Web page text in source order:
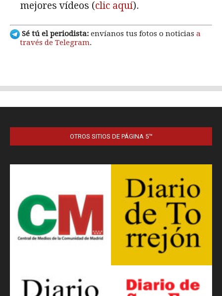
OTROS SITIOS DE PÁGINA 5™